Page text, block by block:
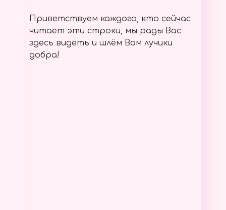
Приветствуем каждого, кто сейчас
читает эти строки, мы рады Вас
здесь видеть и шлём Вам лучики
добра!